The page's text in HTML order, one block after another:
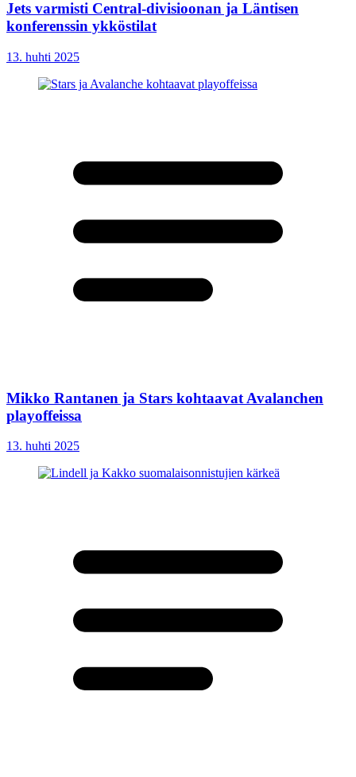
Jets varmisti Central-divisioonan ja Läntisen
konferenssin ykköstilat
13. huhti 2025
Mikko Rantanen ja Stars kohtaavat Avalanchen
playoffeissa
13. huhti 2025